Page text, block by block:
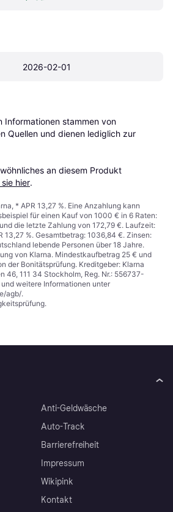
2026-02-01
Informationen stammen von
Quellen und dienen lediglich zur
an diesem Produkt
hier.
* APR 13,27 %. Eine Anzahlung kann
für einen Kauf von 1000 € in 6 Raten:
die letzte Zahlung von 172,79 €. Laufzeit:
13,27 %. Gesamtbetrag: 1036,84 €. Zinsen:
lebende Personen über 18 Jahre.
von Klarna. Mindestkaufbetrag 25 € und
der Bonitätsprüfung. Kreditgeber: Klarna
46, 111 34 Stockholm, Reg. Nr.: 556737-
weitere Informationen unter
agb/.
Anti-Geldwäsche
Auto-Track
Barrierefreiheit
Impressum
Wikipink
Kontakt